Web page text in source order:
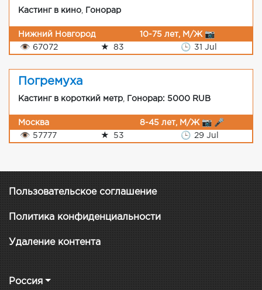
Кастинг в кино Гонорар
Нижний Новгород
10-75 лет, М/Ж 📷
👁 67072 ★ 83 🕒 31 Jul
Погремуха
Кастинг в короткий метр Гонорар: 5000 RUB
Москва
8-45 лет, М/Ж 📷 🎤
👁 57777 ★ 53 🕒 29 Jul
Пользовательское соглашение
Политика конфиденциальности
Удаление контента
Россия